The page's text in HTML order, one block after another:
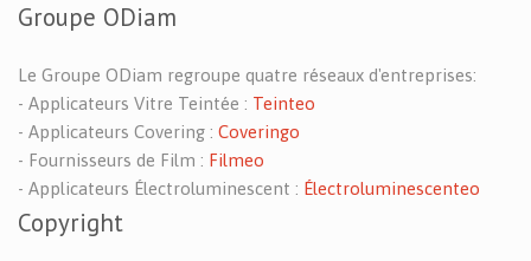
Groupe ODiam
Le Groupe ODiam regroupe quatre réseaux d'entreprises:
- Applicateurs Vitre Teintée : Teinteo
- Applicateurs Covering : Coveringo
- Fournisseurs de Film : Filmeo
- Applicateurs Électroluminescent : Électroluminescenteo
Copyright